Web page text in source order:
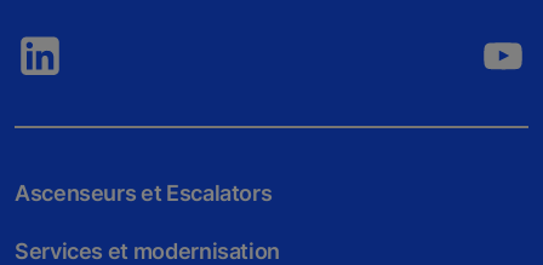
Ascenseurs et Escalators
Services et modernisation